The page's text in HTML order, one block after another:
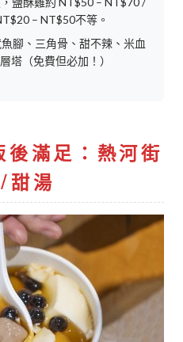
– NT$50不等。
腳、三角骨、甜不辣、米血
塔（免費但必加！）
滿足：熱河街
甜湯